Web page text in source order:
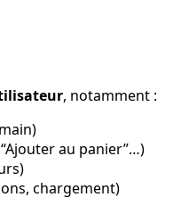
, notamment :
au panier”…)
chargement)